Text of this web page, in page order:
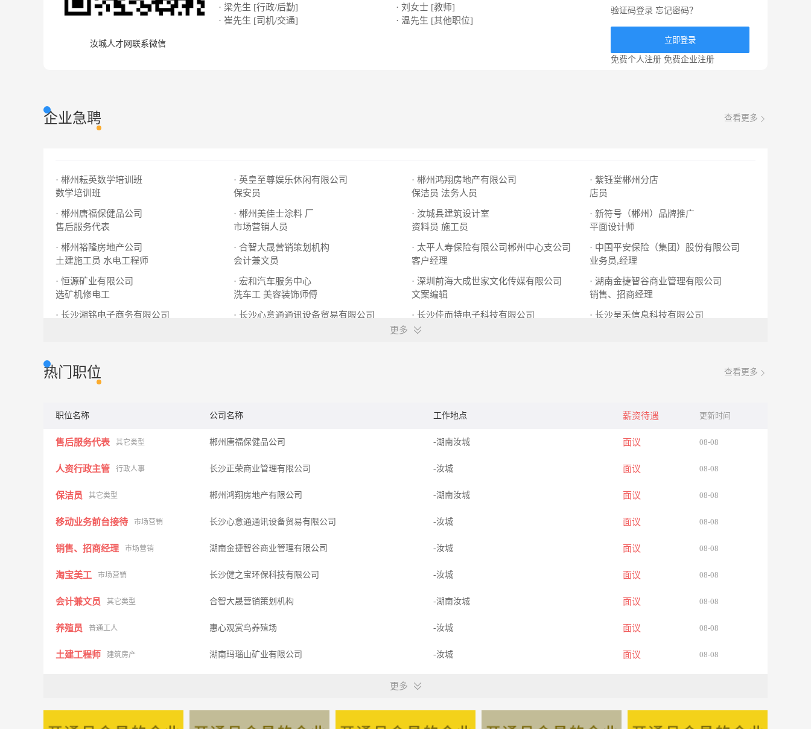
汝城人才网联系微信
· 梁先生 [行政/后勤]
· 刘女士 [教师]
· 崔先生 [司机/交通]
· 温先生 [其他职位]
验证码登录 忘记密码？
立即登录
免费个人注册 免费企业注册
企业急聘 查看更多
· 郴州耘英数学培训班
数学培训班
· 英皇至尊娱乐休闲有限公司
保安员
· 郴州鸿翔房地产有限公司
保洁员 法务人员
· 紫钰堂郴州分店
店员
· 郴州唐福保健品公司
售后服务代表
· 郴州美佳士涂料 厂
市场营销人员
· 汝城县建筑设计室
资料员 施工员
· 新符号（郴州）品牌推广
平面设计师
· 郴州裕隆房地产公司
土建施工员 水电工程师
· 合智大晟营销策划机构
会计兼文员
· 太平人寿保险有限公司郴州中心支公司
客户经理
· 中国平安保险（集团）股份有限公司
业务员,经理
· 恒源矿业有限公司
选矿机修电工
· 宏和汽车服务中心
洗车工 美容装饰师傅
· 深圳前海大成世家文化传媒有限公司
文案编辑
· 湖南金捷智谷商业管理有限公司
销售、招商经理
· 长沙湘铭电子商务有限公司
· 长沙心意通通讯设备贸易有限公司
· 长沙佳而特电子科技有限公司
工程技术服务人员
· 长沙呈禾信息科技有限公司
更多
热门职位 查看更多
职位名称 公司名称 工作地点 薪资待遇 更新时间
售后服务代表 其它类型 郴州唐福保健品公司 -湖南汝城 面议 08-08
人资行政主管 行政人事 长沙正荣商业管理有限公司 -汝城 面议 08-08
保洁员 其它类型 郴州鸿翔房地产有限公司 -湖南汝城 面议 08-08
移动业务前台接待 市场营销 长沙心意通通讯设备贸易有限公司 -汝城 面议 08-08
销售、招商经理 市场营销 湖南金捷智谷商业管理有限公司 -汝城 面议 08-08
淘宝美工 市场营销 长沙健之宝环保科技有限公司 -汝城 面议 08-08
会计兼文员 其它类型 合智大晟营销策划机构 -湖南汝城 面议 08-08
养殖员 普通工人 惠心观赏鸟养殖场 -汝城 面议 08-08
土建工程师 建筑房产 湖南玛瑙山矿业有限公司 -汝城 面议 08-08
更多